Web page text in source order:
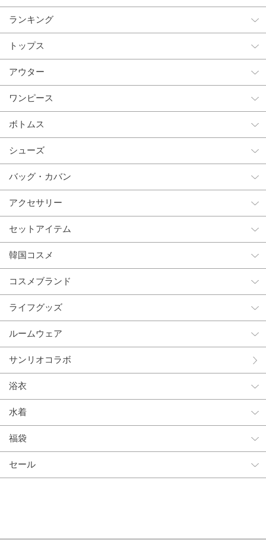
ランキング
トップス
アウター
ワンピース
ボトムス
シューズ
バッグ・カバン
アクセサリー
セットアイテム
韓国コスメ
コスメブランド
ライフグッズ
ルームウェア
サンリオコラボ
浴衣
水着
福袋
セール